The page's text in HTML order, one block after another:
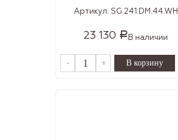
Артикул: SG.241.DM.44.WH
23 130 РВ наличии
- +